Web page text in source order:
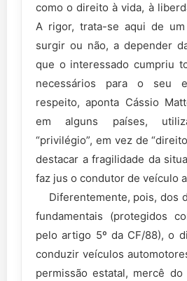
como o direito à vida, à
A rigor, trata-se aqui de
surgir ou não, a depender
que o interessado cumpriu
necessários para o seu
respeito, aponta Cássio
em alguns países,
“privilégio”, em vez de
destacar a fragilidade da
faz jus o condutor de veículo
Diferentemente, pois, dos
fundamentais (protegidos
pelo artigo 5º da CF/88), o
conduzir veículos
permissão estatal, mercê